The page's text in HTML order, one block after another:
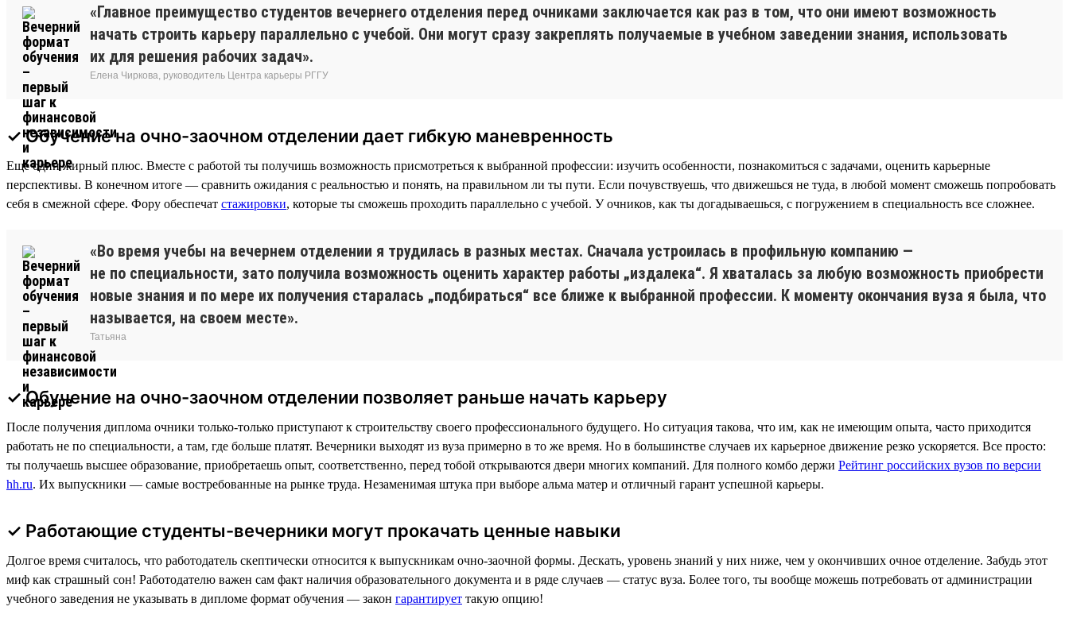
«Главное преимущество студентов вечернего отделения перед очниками заключается как раз в том, что они имеют возможность
начать строить карьеру параллельно с учебой. Они могут сразу закреплять получаемые в учебном заведении знания, использовать
их для решения рабочих задач».
Елена Чиркова, руководитель Центра карьеры РГГУ
✓ Обучение на очно-заочном отделении дает гибкую маневренность
Еще один жирный плюс. Вместе с работой ты получишь возможность присмотреться к выбранной профессии: изучить особенности, познакомиться с задачами, оценить карьерные
перспективы. В конечном итоге — сравнить ожидания с реальностью и понять, на правильном ли ты пути. Если почувствуешь, что движешься не туда, в любой момент сможешь попробовать
себя в смежной сфере. Фору обеспечат стажировки, которые ты сможешь проходить параллельно с учебой. У очников, как ты догадываешься, с погружением в специальность все сложнее.
«Во время учебы на вечернем отделении я трудилась в разных местах. Сначала устроилась в профильную компанию —
не по специальности, зато получила возможность оценить характер работы „издалека“. Я хваталась за любую возможность приобрести
новые знания и по мере их получения старалась „подбираться“ все ближе к выбранной профессии. К моменту окончания вуза я была, что
называется, на своем месте».
Татьяна
✓ Обучение на очно-заочном отделении позволяет раньше начать карьеру
После получения диплома очники только-только приступают к строительству своего профессионального будущего. Но ситуация такова, что им, как не имеющим опыта, часто приходится
работать не по специальности, а там, где больше платят. Вечерники выходят из вуза примерно в то же время. Но в большинстве случаев их карьерное движение резко ускоряется. Все просто:
ты получаешь высшее образование, приобретаешь опыт, соответственно, перед тобой открываются двери многих компаний. Для полного комбо держи Рейтинг российских вузов по версии
hh.ru. Их выпускники — самые востребованные на рынке труда. Незаменимая штука при выборе альма матер и отличный гарант успешной карьеры.
✓ Работающие студенты-вечерники могут прокачать ценные навыки
Долгое время считалось, что работодатель скептически относится к выпускникам очно-заочной формы. Дескать, уровень знаний у них ниже, чем у окончивших очное отделение. Забудь этот
миф как страшный сон! Работодателю важен сам факт наличия образовательного документа и в ряде случаев — статус вуза. Более того, ты вообще можешь потребовать от администрации
учебного заведения не указывать в дипломе формат обучения — закон гарантирует такую опцию!